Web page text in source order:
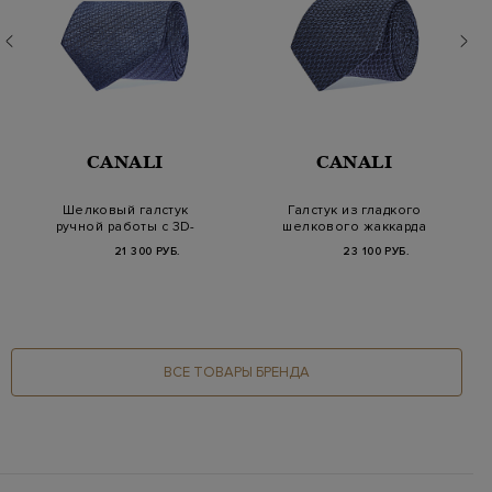
CANALI
Шелковый галстук
ручной работы с 3D-
эффектом
21 300 РУБ.
CANALI
Галстук из гладкого
шелкового жаккарда
с вышитым узоро…
23 100 РУБ.
ВСЕ ТОВАРЫ БРЕНДА